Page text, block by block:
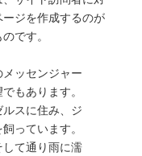
ジを作成するのが
です。
ッセンジャー
もあります。
スに住み、ジ
っています。
て通り雨に濡